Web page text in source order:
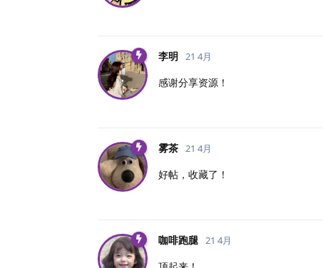
李明 21 4月
感谢分享资源！
雾茶 21 4月
好帖，收藏了！
咖啡跑腿 21 4月